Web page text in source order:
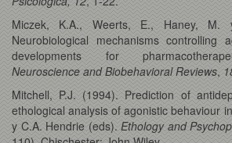
Miczek, K.A., Weerts, E., Haney,
Neurobiological mechanisms controlling
developments for
Neuroscience and Biobehavioral Reviews,
Mitchell, P.J. (1994). Prediction of
ethological analysis of agonistic behaviour
y C.A. Hendrie (eds). Ethology and